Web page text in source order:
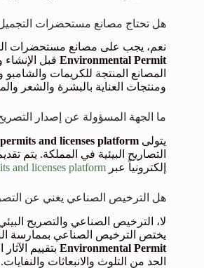
هل تحتاج مصانع مستحضرات
نعم، يجب على مصانع مستحضرات
Environmental Permitقبل
المصانع المنتجة للكريمات والشامبو
ومنتجات العناية بالبشرة والشعر
ما الجهة المسؤولة عن إصدار
يتولى and licenses platform.
التصاريح البيئية في المملكة. يتم
إلكترونياً عبر and licenses platform
هل الترخيص الصناعي يغني عن
لا، الترخيص الصناعي والتصريح
يختص الترخيص الصناعي بممارسة
Environmental Permitبتقييم
الحد من التلوث والانبعاثات والنفايات.